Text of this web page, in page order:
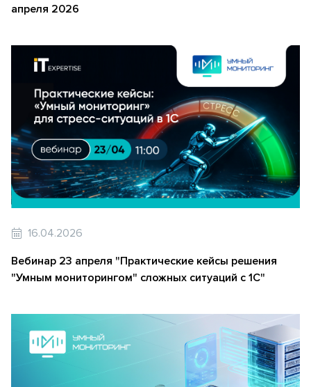
апреля 2026
16.04.2026
Вебинар 23 апреля "Практические кейсы решения
"Умным мониторингом" сложных ситуаций с 1С"